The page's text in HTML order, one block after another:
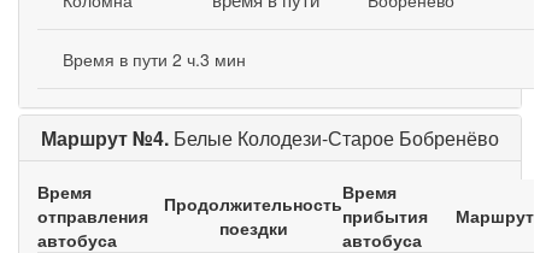
Время в пути 2 ч.3 мин
Маршрут №4. Белые Колодези-Старое Бобренёво
Время
отправления
автобуса
Продолжительность
поездки
Время
прибытия
автобуса
Маршрут